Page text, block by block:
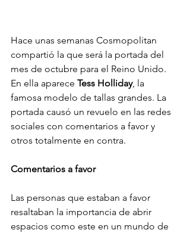
Hace unas semanas Cosmopolitan
compartió la que será la portada del
mes de octubre para el Reino Unido.
En ella aparece Tess Holliday, la
famosa modelo de tallas grandes. La
portada causó un revuelo en las redes
sociales con comentarios a favor y
otros totalmente en contra.
Comentarios a favor
Las personas que estaban a favor
resaltaban la importancia de abrir
espacios como este en un mundo de